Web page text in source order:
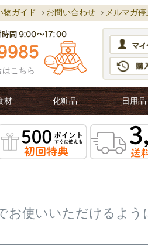
物ガイド お問い合わせ メルマガ停
は こちら
材 化粧品 日用品
お使いいただけるよう